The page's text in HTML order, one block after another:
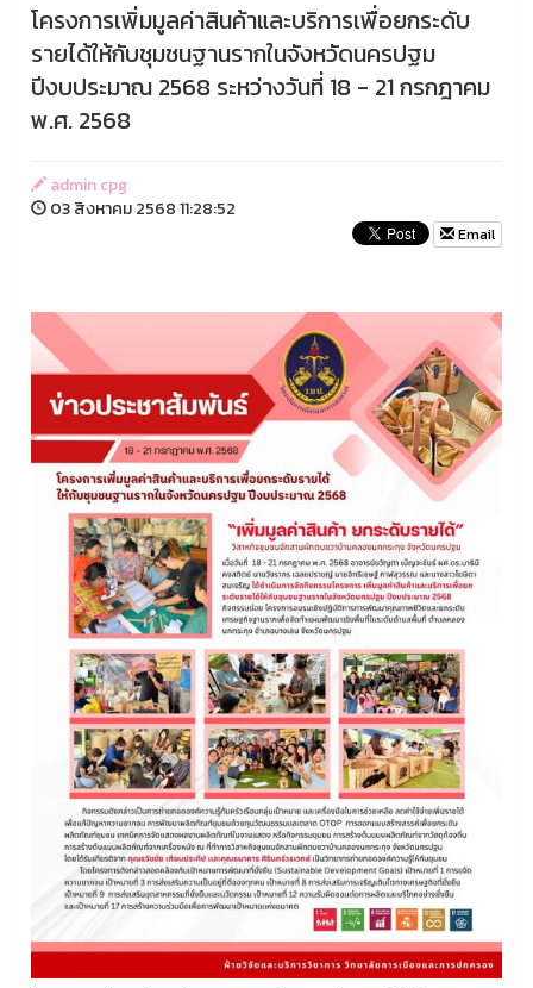
โครงการเพิ่มมูลค่าสินค้าและบริการเพื่อยกระดับ
รายได้ให้กับชุมชนฐานรากในจังหวัดนครปฐม
ปีงบประมาณ 2568 ระหว่างวันที่ 18 - 21 กรกฎาคม
พ.ศ. 2568
admin cpg
03 สิงหาคม 2568 11:28:52
Email